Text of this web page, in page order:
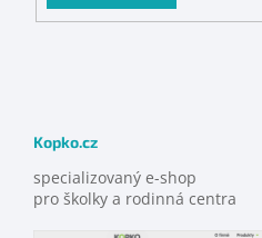
Kopko.cz
specializovaný e-shop
pro školky a rodinná centra